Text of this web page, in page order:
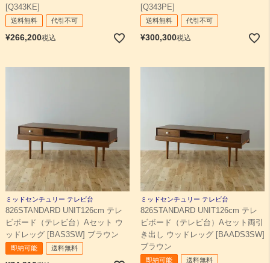
[Q343KE]
送料無料 代引不可
¥266,200税込
[Q343PE]
送料無料 代引不可
¥300,300税込
ミッドセンチュリー テレビ台
826STANDARD UNIT126cm テレ
ビボード（テレビ台）Aセット ウ
ッドレッグ [BAS3SW] ブラウン
即納可能 送料無料
ミッドセンチュリー テレビ台
826STANDARD UNIT126cm テレ
ビボード（テレビ台）Aセット両引
き出し ウッドレッグ [BAADS3SW]
ブラウン
即納可能 送料無料